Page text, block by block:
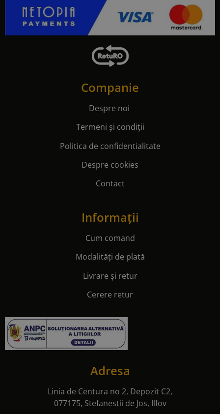
Companie
Despre noi
Termeni și condiții
Politica de confidentialitate
Despre cookies
Contact
Informații
Cum comand
Modalități de plată
Livrare și retur
Cerere retur
Adresa
Linia de Centura no 2, Depozit C2,
077175, Stefanestii de Jos, Ilfov